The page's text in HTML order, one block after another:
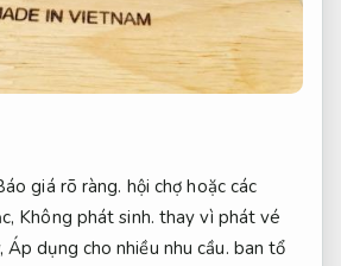
giá rõ ràng. hội chợ hoặc các
Không phát sinh. thay vì phát vé
Áp dụng cho nhiều nhu cầu. ban tổ